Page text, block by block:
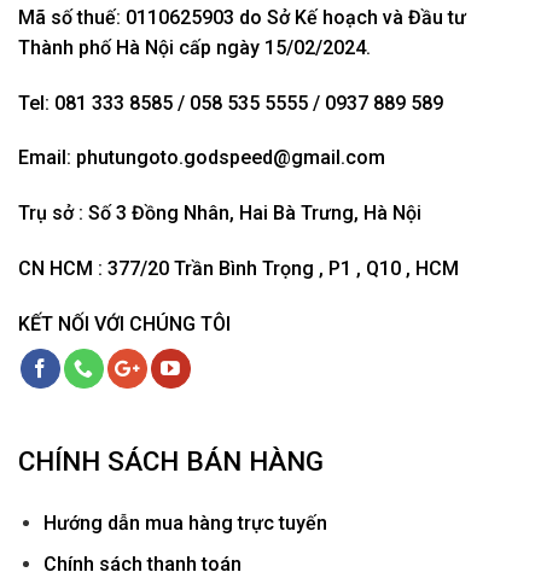
Mã số thuế: 0110625903 do Sở Kế hoạch và Đầu tư
Thành phố Hà Nội cấp ngày 15/02/2024.
Tel: 081 333 8585 / 058 535 5555 / 0937 889 589
Email: phutungoto.godspeed@gmail.com
Trụ sở : Số 3 Đồng Nhân, Hai Bà Trưng, Hà Nội
CN HCM : 377/20 Trần Bình Trọng , P1 , Q10 , HCM
KẾT NỐI VỚI CHÚNG TÔI
CHÍNH SÁCH BÁN HÀNG
Hướng dẫn mua hàng trực tuyến
Chính sách thanh toán